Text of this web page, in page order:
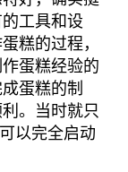
工具和设
糕的过程，
蛋糕经验的
蛋糕的制
。当时就只
以完全启动